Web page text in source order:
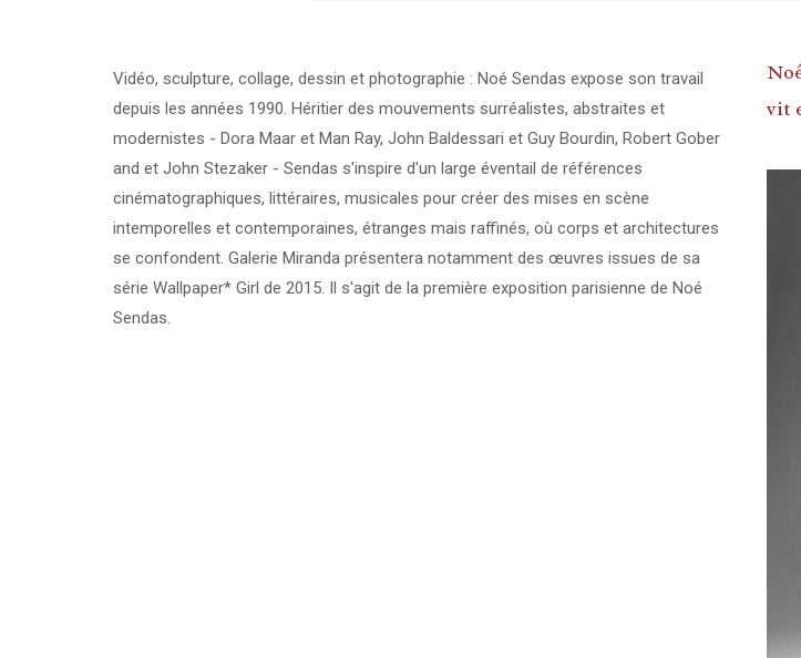
Vidéo, sculpture, collage, dessin et photographie : Noé Sendas expose son travail
depuis les années 1990. Héritier des mouvements surréalistes, abstraites et
modernistes - Dora Maar et Man Ray, John Baldessari et Guy Bourdin, Robert Gober
and et John Stezaker - Sendas s'inspire d'un large éventail de références
cinématographiques, littéraires, musicales pour créer des mises en scène
intemporelles et contemporaines, étranges mais raffinés, où corps et architectures
se confondent. Galerie Miranda présentera notamment des œuvres issues de sa
série Wallpaper* Girl de 2015. Il s'agit de la première exposition parisienne de Noé
Sendas.
vit